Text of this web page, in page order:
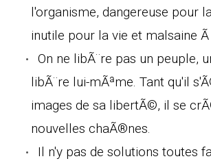
l'organisme, dangereuse pour
inutile pour la vie et malsaine
On ne libÃ¨re pas un peuple,
libÃ¨re lui-mÃªme. Tant qu'il
images de sa libertÃ©, il se
nouvelles chaÃ®nes.
Il n'y pas de solutions toutes